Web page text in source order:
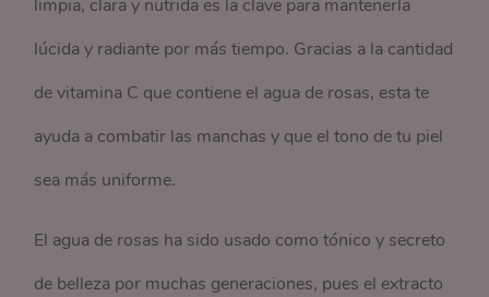
limpia, clara y nutrida es la clave para mantenerla
lúcida y radiante por más tiempo. Gracias a la cantidad
de vitamina C que contiene el agua de rosas, esta te
ayuda a combatir las manchas y que el tono de tu piel
sea más uniforme.
El agua de rosas ha sido usado como tónico y secreto
de belleza por muchas generaciones, pues el extracto